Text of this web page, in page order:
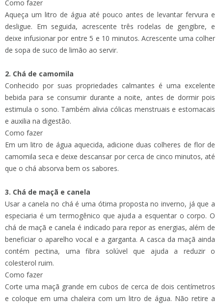
Como fazer
Aqueça um litro de água até pouco antes de levantar fervura e
desligue. Em seguida, acrescente três rodelas de gengibre, e
deixe infusionar por entre 5 e 10 minutos. Acrescente uma colher
de sopa de suco de limão ao servir.
2. Chá de camomila
Conhecido por suas propriedades calmantes é uma excelente
bebida para se consumir durante a noite, antes de dormir pois
estimula o sono. Também alivia cólicas menstruais e estomacais
e auxilia na digestão.
Como fazer
Em um litro de água aquecida, adicione duas colheres de flor de
camomila seca e deixe descansar por cerca de cinco minutos, até
que o chá absorva bem os sabores.
3. Chá de maçã e canela
Usar a canela no chá é uma ótima proposta no inverno, já que a
especiaria é um termogênico que ajuda a esquentar o corpo. O
chá de maçã e canela é indicado para repor as energias, além de
beneficiar o aparelho vocal e a garganta. A casca da maçã ainda
contém pectina, uma fibra solúvel que ajuda a reduzir o
colesterol ruim.
Como fazer
Corte uma maçã grande em cubos de cerca de dois centímetros
e coloque em uma chaleira com um litro de água. Não retire a